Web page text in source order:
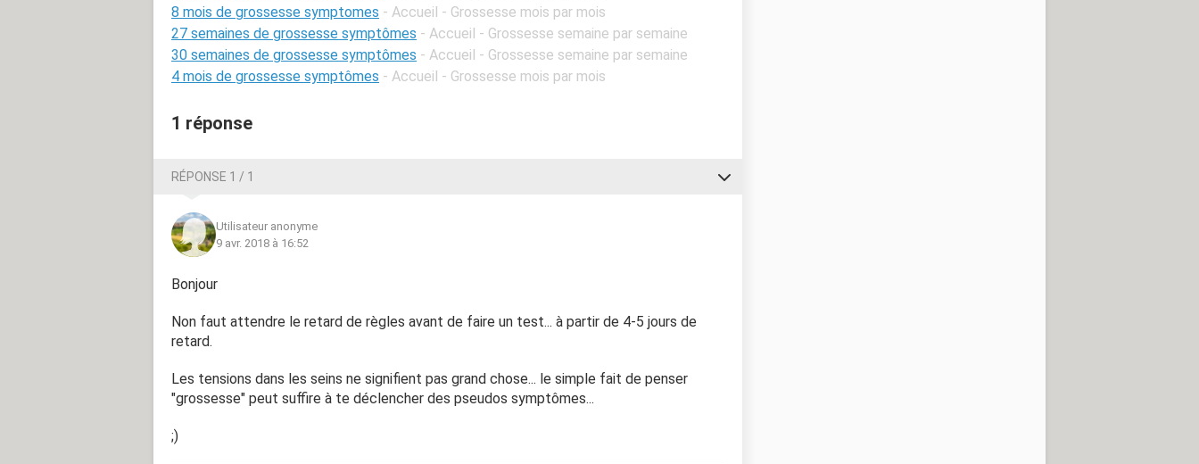
8 mois de grossesse symptomes - Accueil - Grossesse mois par mois
27 semaines de grossesse symptômes - Accueil - Grossesse semaine par semaine
30 semaines de grossesse symptômes - Accueil - Grossesse semaine par semaine
4 mois de grossesse symptômes - Accueil - Grossesse mois par mois
1 réponse
RÉPONSE 1 / 1
Utilisateur anonyme
9 avr. 2018 à 16:52
Bonjour
Non faut attendre le retard de règles avant de faire un test... à partir de 4-5 jours de
retard.
Les tensions dans les seins ne signifient pas grand chose... le simple fait de penser
"grossesse" peut suffire à te déclencher des pseudos symptômes...
;)